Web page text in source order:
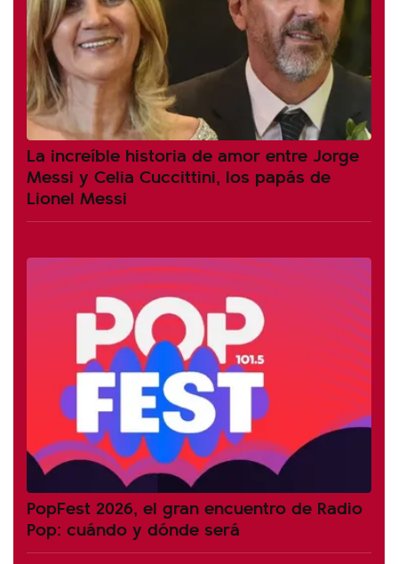
La increíble historia de amor entre Jorge
Messi y Celia Cuccittini, los papás de
Lionel Messi
PopFest 2026, el gran encuentro de Radio
Pop: cuándo y dónde será